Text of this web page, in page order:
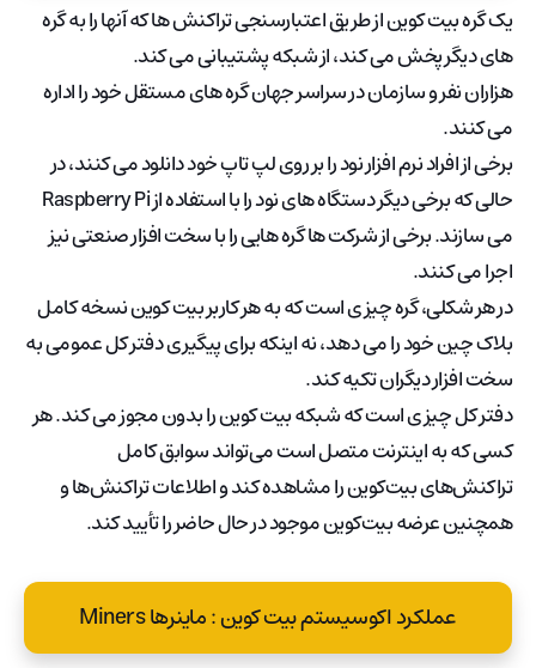
یک گره بیت کوین از طریق اعتبارسنجی تراکنش ها که آنها را به گره
های دیگر پخش می کند، از شبکه پشتیبانی می کند.
هزاران نفر و سازمان در سراسر جهان گره های مستقل خود را اداره
می کنند.
برخی از افراد نرم افزار نود را بر روی لپ تاپ خود دانلود می کنند، در
حالی که برخی دیگر دستگاه های نود را با استفاده از Raspberry Pi
می سازند. برخی از شرکت ها گره هایی را با سخت افزار صنعتی نیز
اجرا می کنند.
در هر شکلی، گره چیزی است که به هر کاربر بیت کوین نسخه کامل
بلاک چین خود را می دهد، نه اینکه برای پیگیری دفتر کل عمومی به
سخت افزار دیگران تکیه کند.
دفتر کل چیزی است که شبکه بیت کوین را بدون مجوز می کند. هر
کسی که به اینترنت متصل است می‌تواند سوابق کامل
تراکنش‌های بیت‌کوین را مشاهده کند و اطلاعات تراکنش‌ها و
همچنین عرضه بیت‌کوین موجود در حال حاضر را تأیید کند.
عملکرد اکوسیستم بیت کوین : ماینرها Miners